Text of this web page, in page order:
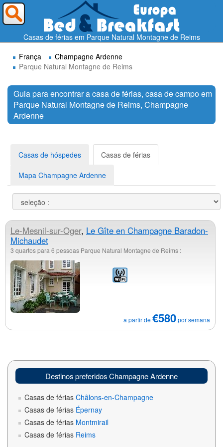
Casas de férias em Parque Natural Montagne de Reims
França
Champagne Ardenne
Parque Natural Montagne de Reims
Guia para encontrar a casa de férias, casa de campo em
Parque Natural Montagne de Reims, Champagne
Ardenne
Casas de hóspedes Casas de férias
Mapa Champagne Ardenne
Le-Mesnil-sur-Oger, Le Gîte en Champagne Baradon-
Michaudet
3 quartos para 6 pessoas Parque Natural Montagne de Reims :
a partir de€580por semana
Destinos preferidos Champagne Ardenne
Casas de férias Châlons-en-Champagne
Casas de férias Épernay
Casas de férias Montmirail
Casas de férias Reims
Para onde deseja ir ?
Procurar